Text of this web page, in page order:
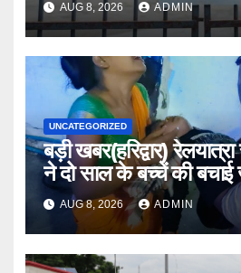
AUG 8, 2026 ADMIN
UNCATEGORIZED
बड़ी खबर(हरिद्वार)
ने दो साल के बच्चें की
AUG 8, 2026 ADMIN